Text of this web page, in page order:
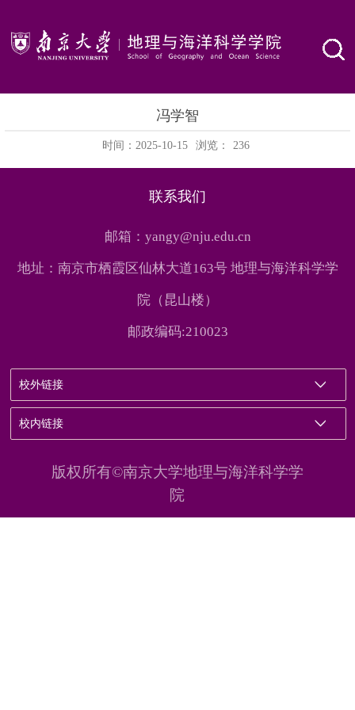
冯学智
时间：2025-10-15 浏览： 236
联系我们
邮箱：yangy@nju.edu.cn
地址：南京市栖霞区仙林大道163号 地理与海洋科学学
院（昆山楼）
邮政编码:210023
校外链接
校内链接
版权所有©南京大学地理与海洋科学学
院